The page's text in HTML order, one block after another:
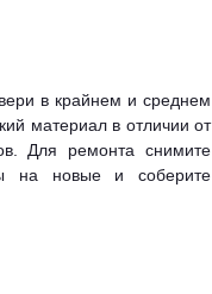
в крайнем и среднем
материал в отличии от
Для ремонта снимите
на новые и соберите